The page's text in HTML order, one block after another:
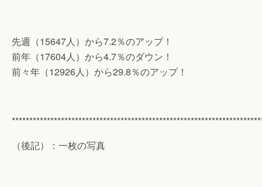
先週（15647人）から7.2％のアップ！
前年（17604人）から4.7％のダウン！
前々年（12926人）から29.8％のアップ！
（後記）：一枚の写真